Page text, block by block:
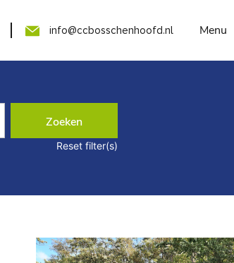
info@ccbosschenhoofd.nl Menu
Zoeken
Reset filter(s)